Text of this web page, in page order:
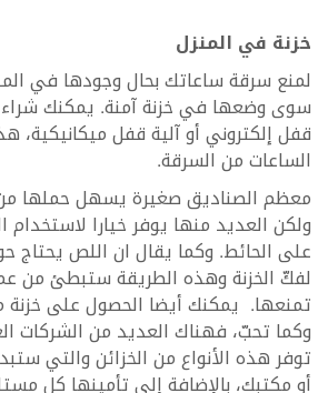
خزنة في المنزل
لمنع سرقة ساعاتك بحال وجودها في
سوى وضعها في خزنة آمنة. يمكنك شراء
قفل إلكتروني أو آلية قفل ميكانيكية،
الساعات من السرقة.
معظم الصناديق صغيرة يسهل حملها
ولكن العديد منها يوفر خيارا لاستخدام
على الحائط. وكما يقال ان اللص يحتاج
لفكّ الخزنة وهذه الطريقة ستبطئ من
تمنعها. يمكنك أيضا الحصول على
وكما تحبّ، فهناك العديد من الشركات
توفر هذه الأنواع من الخزائن والتي
أو مكتبك، بالإضافة إلى تأمينها كل